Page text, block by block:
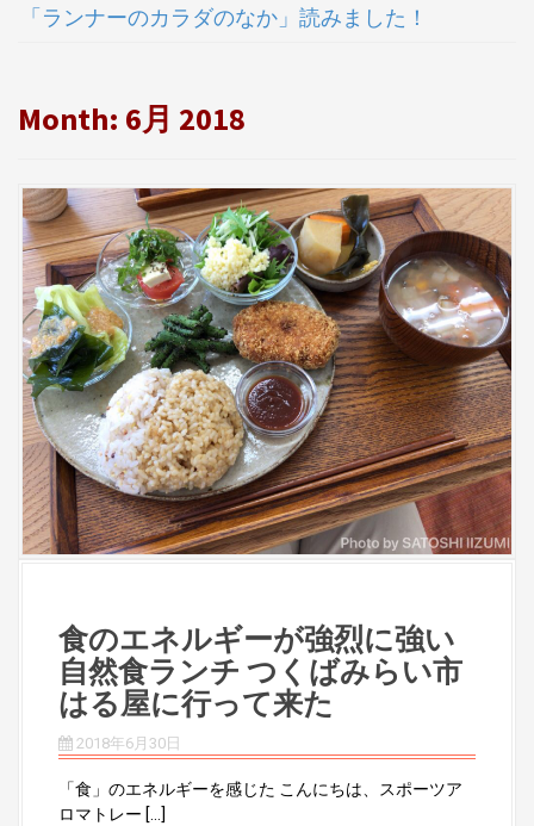
「ランナーのカラダのなか」読みました！
Month: 6月 2018
食のエネルギーが強烈に強い
自然食ランチ つくばみらい市
はる屋に行って来た
2018年6月30日
「食」のエネルギーを感じた こんにちは、スポーツア
ロマトレー […]